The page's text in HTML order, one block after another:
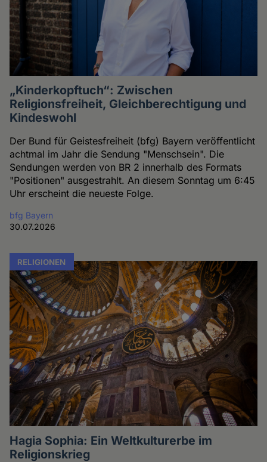
„Kinderkopftuch“: Zwischen
Religionsfreiheit, Gleichberechtigung und
Kindeswohl
Der Bund für Geistesfreiheit (bfg) Bayern veröffentlicht
achtmal im Jahr die Sendung "Menschsein". Die
Sendungen werden von BR 2 innerhalb des Formats
"Positionen" ausgestrahlt. An diesem Sonntag um 6:45
Uhr erscheint die neueste Folge.
bfg Bayern
30.07.2026
RELIGIONEN
Hagia Sophia: Ein Weltkulturerbe im
Religionskrieg